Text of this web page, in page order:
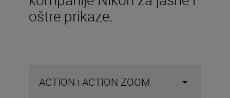
oštre prikaze.
ACTION i ACTION ZOOM